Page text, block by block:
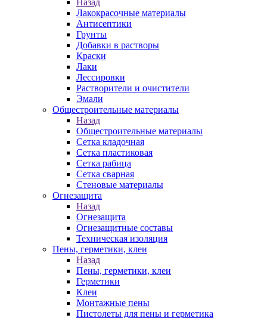
Лакокрасочные материалы
Антисептики
Грунты
Добавки в растворы
Краски
Лаки
Лессировки
Растворители и очистители
Эмали
Общестроительные материалы
Назад
Общестроительные материалы
Сетка кладочная
Сетка пластиковая
Сетка рабица
Сетка сварная
Стеновые материалы
Огнезащита
Назад
Огнезащита
Огнезащитные составы
Техническая изоляция
Пены, герметики, клеи
Назад
Пены, герметики, клеи
Герметики
Клеи
Монтажные пены
Пистолеты для пены и герметика